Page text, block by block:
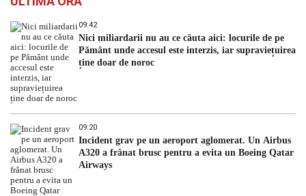
09:42
Nici miliardarii nu au ce căuta aici: locurile de pe
Pământ unde accesul este interzis, iar supraviețuirea
ține doar de noroc
09:20
Incident grav pe un aeroport aglomerat. Un Airbus
A320 a frânat brusc pentru a evita un Boeing Qatar
Airways